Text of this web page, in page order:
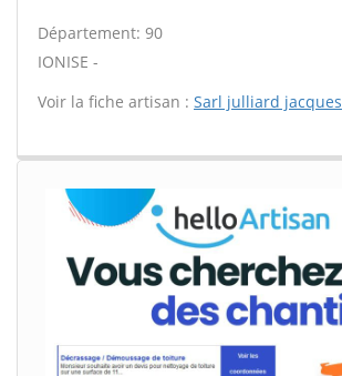
Département: 90
IONISE -
Voir la fiche artisan : Sarl julliard jacques